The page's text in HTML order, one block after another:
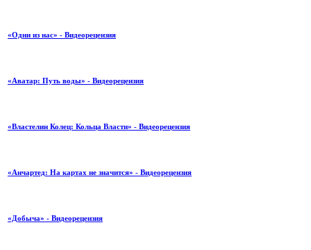
«Одни из нас» - Видеорецензия
«Аватар: Путь воды» - Видеорецензия
«Властелин Колец: Кольца Власти» - Видеорецензия
«Анчартед: На картах не значится» - Видеорецензия
«Добыча» - Видеорецензия